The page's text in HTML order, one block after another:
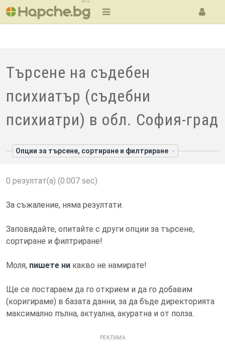
BETA
Търсене на съдебен
психиатър (съдебни
психиатри) в обл. София-град
Опции за търсене, сортиране и филтриране
0 резултат(а) (0.007 sec)
За съжаление, няма резултати.
Заповядайте, опитайте с други опции за търсене,
сортиране и филтриране!
Моля, пишете ни какво не намирате!
Ще се постараем да го открием и да го добавим
(коригираме) в базата данни, за да бъде директорията
максимално пълна, актуална, акуратна и от полза.
РЕКЛАМА